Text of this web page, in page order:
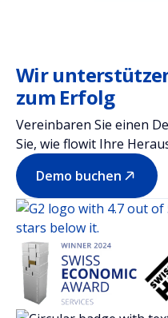
Wir
zum Erfolg
Vereinbaren Sie einen
Sie, wie flowit Ihre
Demo buchen